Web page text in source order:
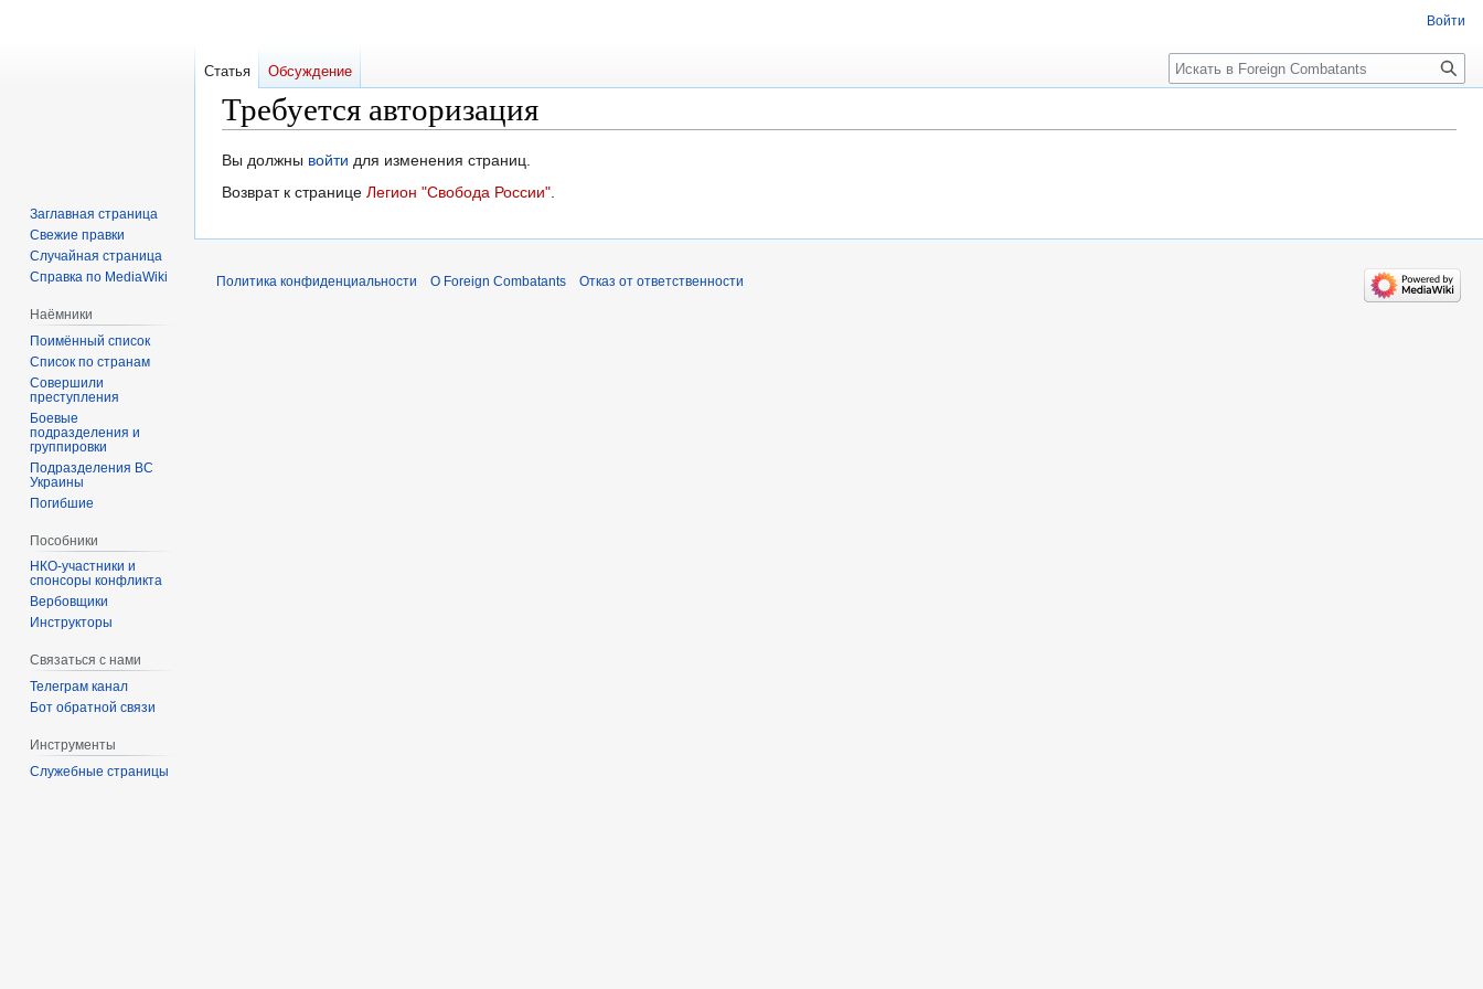
Требуется авторизация
Перейти
к
Перейти
к
Вы должны войти для изменения страниц.
Возврат к странице Легион "Свобода России".
Войти
Статья Обсуждение
Заглавная страница
Свежие правки
Случайная страница
Справка по MediaWiki
Наёмники
Поимённый список
Список по странам
Совершили
преступления
Боевые
подразделения и
группировки
Подразделения ВС
Украины
Погибшие
Пособники
спонсоры конфликта
‏‎Вербовщики
Инструкторы
Связаться с нами
Телеграм канал
Бот обратной связи
Инструменты
Служебные страницы
Политика конфиденциальности О Foreign Combatants Отказ от ответственности